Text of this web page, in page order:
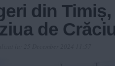
din Timiș,
de